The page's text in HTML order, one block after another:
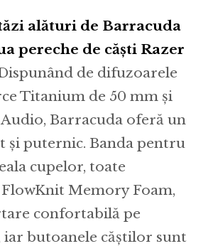
alături de Barracuda
pereche de căști Razer
de difuzoarele
Titanium de 50 mm și
Barracuda oferă un
și puternic. Banda pentru
cupelor, toate
Memory Foam,
confortabilă pe
iar butoanele căștilor sunt